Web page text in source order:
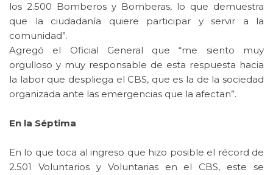
los 2.500 Bomberos y Bomberas, lo que demuestra
que la ciudadanía quiere participar y servir a la
comunidad”.
Agregó el Oficial General que “me siento muy
orgulloso y muy responsable de esta respuesta hacia
la labor que despliega el CBS, que es la de la sociedad
organizada ante las emergencias que la afectan”.
En la Séptima
En lo que toca al ingreso que hizo posible el récord de
2.501 Voluntarios y Voluntarias en el CBS, este se